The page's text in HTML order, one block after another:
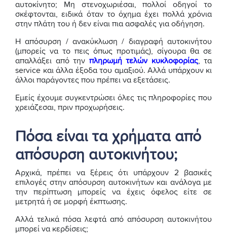
αυτοκίνητο; Μη στενοχωριέσαι, πολλοί οδηγοί το
σκέφτονται, ειδικά όταν το όχημα έχει πολλά χρόνια
στην πλάτη του ή δεν είναι πια ασφαλές για οδήγηση.
Η απόσυρση / ανακύκλωση / διαγραφή αυτοκινήτου
(μπορείς να το πεις όπως προτιμάς), σίγουρα θα σε
απαλλάξει από την πληρωμή τελών κυκλοφορίας, τα
service και άλλα έξοδα του αμαξιού. Αλλά υπάρχουν κι
άλλοι παράγοντες που πρέπει να εξετάσεις.
Εμείς έχουμε συγκεντρώσει όλες τις πληροφορίες που
χρειάζεσαι, πριν προχωρήσεις.
Πόσα είναι τα χρήματα από
απόσυρση αυτοκινήτου;
Αρχικά, πρέπει να ξέρεις ότι υπάρχουν 2 βασικές
επιλογές στην απόσυρση αυτοκινήτων και ανάλογα με
την περίπτωση μπορείς να έχεις όφελος είτε σε
μετρητά ή σε μορφή έκπτωσης.
Αλλά τελικά πόσα λεφτά από απόσυρση αυτοκινήτου
μπορεί να κερδίσεις;